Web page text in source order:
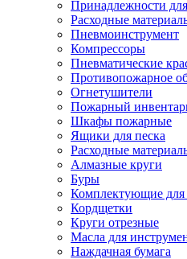
Принадлежности
Расходные
Пневмоинструмент
Компрессоры
Пневматические
Противопожарное
Огнетушители
Пожарный
Шкафы пожарные
Ящики для песка
Расходные
Алмазные круги
Буры
Комплектующие для
Кордщетки
Круги отрезные
Масла для
Наждачная бумага